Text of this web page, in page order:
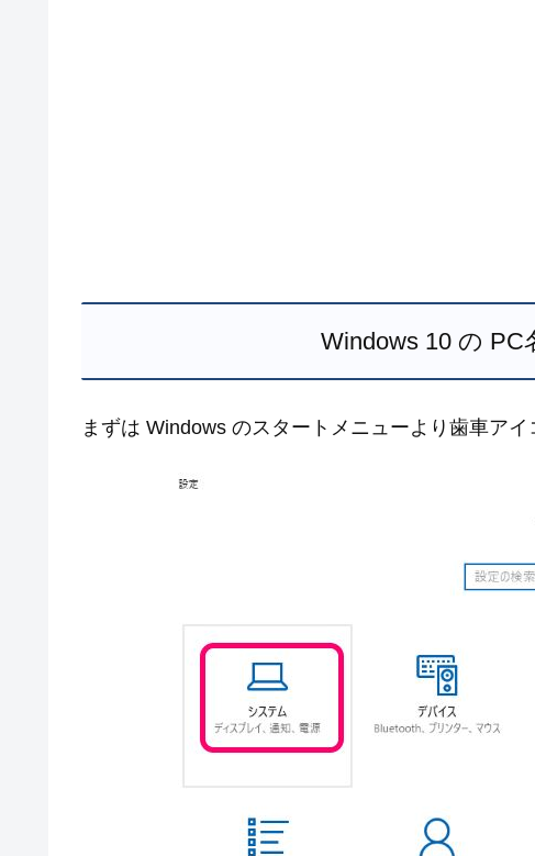
Windows 10 の PC
まずは Windows のスタートメニューより歯車アイ